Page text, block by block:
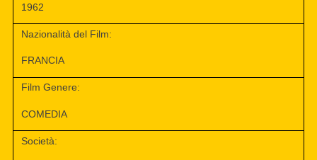
1962
Nazionalità del Film:
FRANCIA
Film Genere:
COMEDIA
Società: